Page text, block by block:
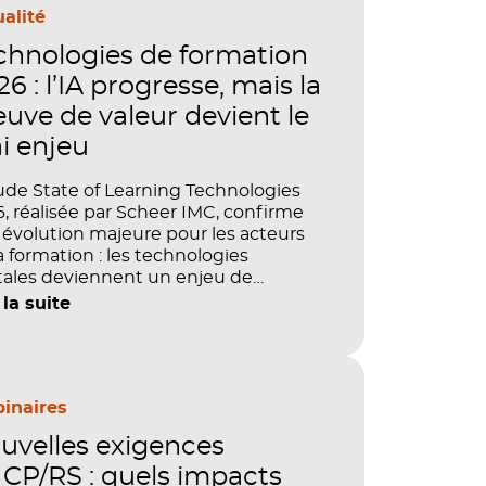
de formation
: l’IA progresse, mais la
de valeur devient le
enjeu
State of Learning Technologies
réalisée par Scheer IMC, confirme
majeure pour les acteurs
formation : les technologies
deviennent un enjeu de
de performance et de preuve
démontrer concrètement
la productivité et la
des organisations ?
la suite
exigences
RS : quels impacts